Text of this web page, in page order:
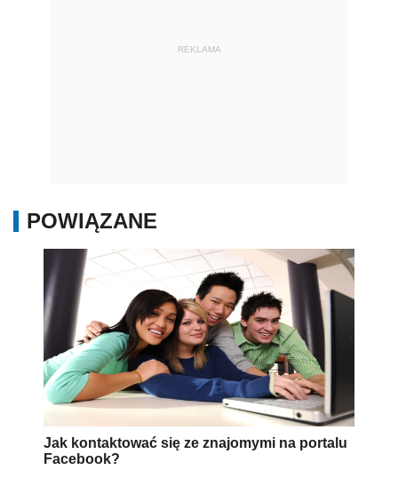
REKLAMA
POWIĄZANE
Jak kontaktować się ze znajomymi na portalu
Facebook?